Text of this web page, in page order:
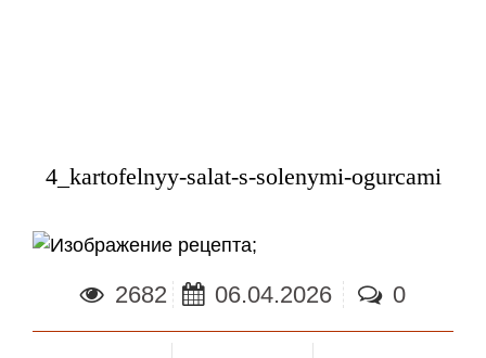
4_kartofelnyy-salat-s-solenymi-ogurcami
;
2682 06.04.2026 0